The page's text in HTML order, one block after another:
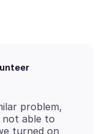
problem,
able to
turned on